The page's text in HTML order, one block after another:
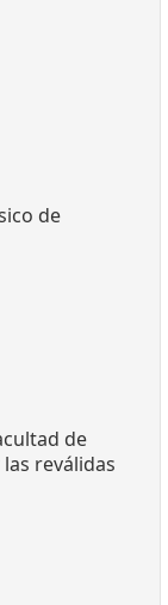
de
de
reválidas